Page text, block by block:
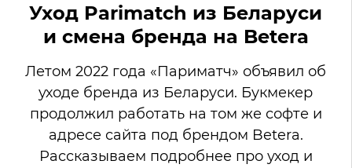
Уход Parimatch из Беларуси
и смена бренда на Betera
Летом 2022 года «Париматч» объявил об
уходе бренда из Беларуси. Букмекер
продолжил работать на том же софте и
адресе сайта под брендом Betera.
Рассказываем подробнее про уход и